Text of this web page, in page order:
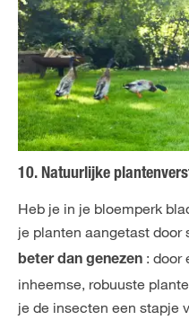
10. Natuurlijke
Heb je in je bloemperk
je planten aangetast door
beter dan genezen : door
inheemse, robuuste
je de insecten een stapje